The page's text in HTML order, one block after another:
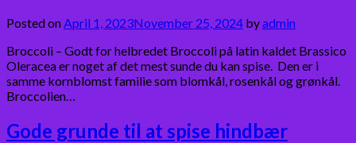
Posted onApril 1, 2023November 25, 2024 byadmin
Broccoli – Godt for helbredet Broccoli på latin kaldet Brassico
Oleracea er noget af det mest sunde du kan spise. Den er i
samme kornblomst familie som blomkål, rosenkål og grønkål.
Broccolien…
Gode grunde til at spise hindbær